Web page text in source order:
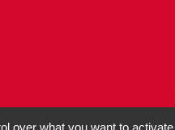
over what you want to activate